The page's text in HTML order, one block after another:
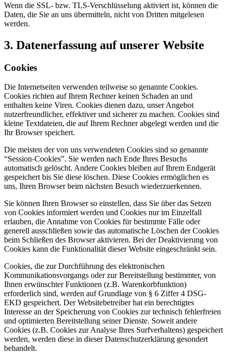
Wenn die SSL- bzw. TLS-Verschlüsselung aktiviert ist, können die
Daten, die Sie an uns übermitteln, nicht von Dritten mitgelesen
werden.
3. Datenerfassung auf unserer Website
Cookies
Die Internetseiten verwenden teilweise so genannte Cookies.
Cookies richten auf Ihrem Rechner keinen Schaden an und
enthalten keine Viren. Cookies dienen dazu, unser Angebot
nutzerfreundlicher, effektiver und sicherer zu machen. Cookies sind
kleine Textdateien, die auf Ihrem Rechner abgelegt werden und die
Ihr Browser speichert.
Die meisten der von uns verwendeten Cookies sind so genannte
“Session-Cookies”. Sie werden nach Ende Ihres Besuchs
automatisch gelöscht. Andere Cookies bleiben auf Ihrem Endgerät
gespeichert bis Sie diese löschen. Diese Cookies ermöglichen es
uns, Ihren Browser beim nächsten Besuch wiederzuerkennen.
Sie können Ihren Browser so einstellen, dass Sie über das Setzen
von Cookies informiert werden und Cookies nur im Einzelfall
erlauben, die Annahme von Cookies für bestimmte Fälle oder
generell ausschließen sowie das automatische Löschen der Cookies
beim Schließen des Browser aktivieren. Bei der Deaktivierung von
Cookies kann die Funktionalität dieser Website eingeschränkt sein.
Cookies, die zur Durchführung des elektronischen
Kommunikationsvorgangs oder zur Bereitstellung bestimmter, von
Ihnen erwünschter Funktionen (z.B. Warenkorbfunktion)
erforderlich sind, werden auf Grundlage von § 6 Ziffer 4 DSG-
EKD gespeichert. Der Websitebetreiber hat ein berechtigtes
Interesse an der Speicherung von Cookies zur technisch fehlerfreien
und optimierten Bereitstellung seiner Dienste. Soweit andere
Cookies (z.B. Cookies zur Analyse Ihres Surfverhaltens) gespeichert
werden, werden diese in dieser Datenschutzerklärung gesondert
behandelt.